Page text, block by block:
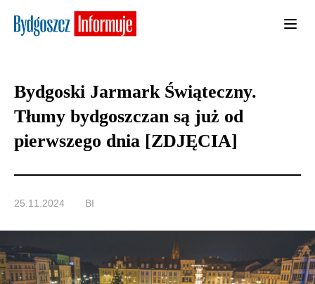
Bydgoski Jarmark Świąteczny.
Tłumy bydgoszczan są już od
pierwszego dnia [ZDJĘCIA]
25.11.2024 BI